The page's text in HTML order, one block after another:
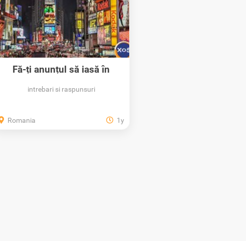
Fă-ți anunțul să iasă în
intrebari si raspunsuri
Romania 1y